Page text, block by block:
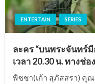
ENTERTAIN SERIES
ละคร “บนพระจันทร์มี
เวลา 20.30 น. ทางช่อ
พิชชา(เก้า สุภัสสรา) คุ